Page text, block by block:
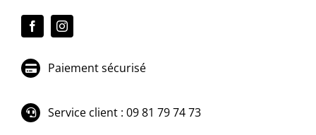
Paiement sécurisé
Service client : 09 81 79 74 73